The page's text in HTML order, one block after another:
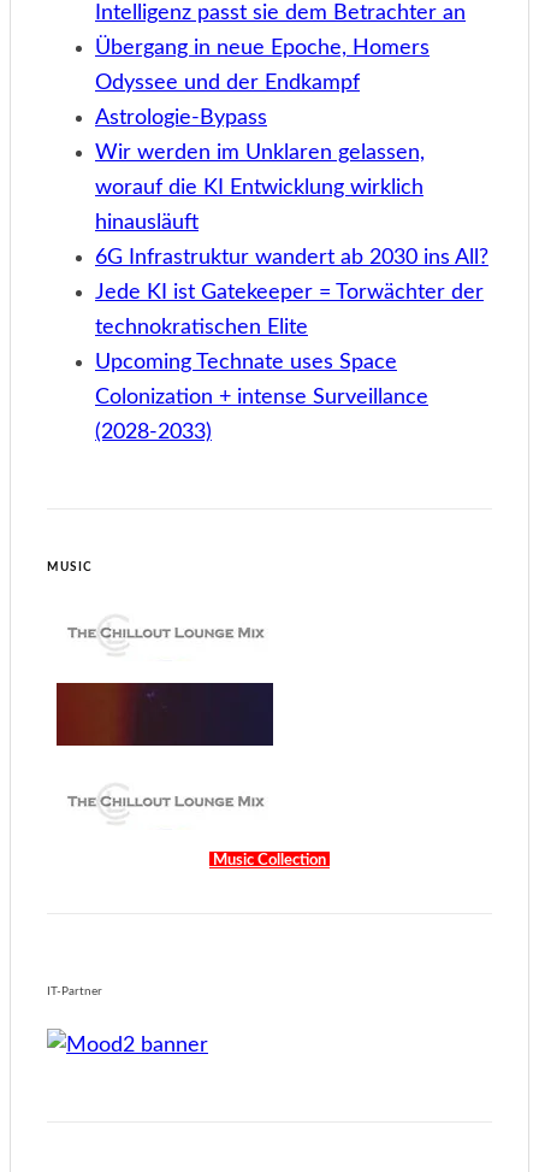
Intelligenz passt sie dem Betrachter an
Übergang in neue Epoche, Homers
Odyssee und der Endkampf
Astrologie-Bypass
Wir werden im Unklaren gelassen,
worauf die KI Entwicklung wirklich
hinausläuft
6G Infrastruktur wandert ab 2030 ins All?
Jede KI ist Gatekeeper = Torwächter der
technokratischen Elite
Upcoming Technate uses Space
Colonization + intense Surveillance
(2028-2033)
MUSIC
Music Collection
IT-Partner